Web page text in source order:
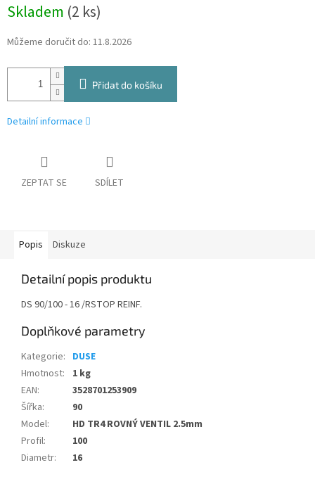
cena:
Skladem (2 ks)
Můžeme doručit do: 11.8.2026
Přidat do košíku
Detailní informace
ZEPTAT SE SDÍLET
Popis Diskuze
Detailní popis produktu
DS 90/100 - 16 /RSTOP REINF.
Doplňkové parametry
Kategorie: DUSE
Hmotnost:
1 kg
EAN:
3528701253909
Šířka:
90
Model:
HD TR4 ROVNÝ VENTIL 2.5mm
Profil:
100
Diametr: 16